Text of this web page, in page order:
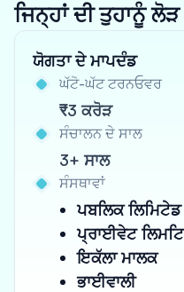
ਜਿਨ੍ਹਾਂ ਦੀ ਤੁਹਾਨੂੰ
ਯੋਗਤਾ ਦੇ ਮਾਪਦੰਡ
ਘੱਟੋ-ਘੱਟ ਟਰਨਓਵਰ
₹3 ਕਰੋੜ
ਸੰਚਾਲਨ ਦੇ ਸਾਲ
3+ ਸਾਲ
ਸੰਸਥਾਵਾਂ
ਪਬਲਿਕ ਲਿਮਿਟੇਡ
ਪ੍ਰਾਈਵੇਟ
ਇਕੱਲਾ ਮਾਲਕ
ਭਾਈਵਾਲੀ